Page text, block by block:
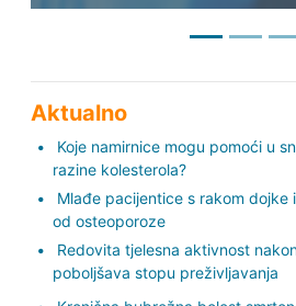
Aktualno
Koje namirnice mogu pomoći u
razine kolesterola?
Mlađe pacijentice s rakom dojke
od osteoporoze
Redovita tjelesna aktivnost
poboljšava stopu preživljavanja